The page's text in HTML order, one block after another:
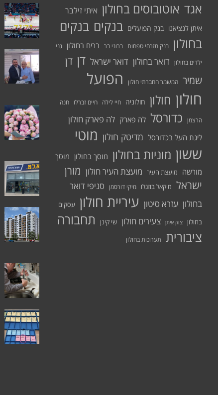
אגד אוטובוסים בחולון איתי זילבר
איתן לנציאנו בנק הפועלים בנקים בנקים
בחולון בנק מזרחי טפחות ברוני בר ברים בחולון גני
ילדים בחולון דואר בחולון דואר ישראל דן דן
שמיר המשמר החברתי חולון
הפועל
חולון חולון חולוניה חיי לילה חיים זברלו חנה
הרצמן כדורסל לה פארק לה פארק חולון
ליגת העל בכדורסל מדיטק חולון מוטי
ששון מוניות בחולון מוסך בחולון מוסך
מורשה
מועצת העיר מועצת העיר חולון מורן
ישראל מיקאל בוזגלו מיקי דורסמן סניפי דואר
בחולון עזרא סיטון עיריית חולון עסקים
בחולון
צוק איתן צעירים חולון שי קינן
תחבורה
ציבורית
תערוכות בחולון